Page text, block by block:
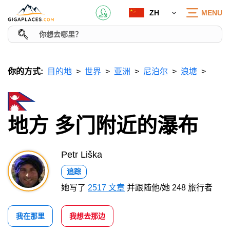
ZH MENU
你的方式: 目的地 世界 亚洲 尼泊尔 浪塘
地方 多门附近的瀑布
Petr Liška
追踪
她写了 2517 文章 并跟随他/她 248 旅行者
我在那里 我想去那边